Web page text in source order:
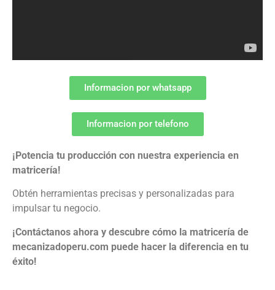
Informacion por whatsapp
Informacion por telefono
¡Potencia tu producción con nuestra experiencia en
matricería!
Obtén herramientas precisas y personalizadas para
impulsar tu negocio.
¡Contáctanos ahora y descubre cómo la matricería de
mecanizadoperu.com puede hacer la diferencia en tu
éxito!